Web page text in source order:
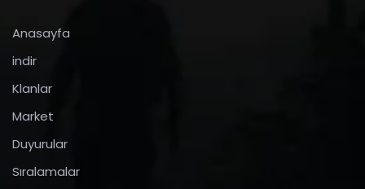
Anasayfa
indir
Klanlar
Market
Duyurular
Sıralamalar